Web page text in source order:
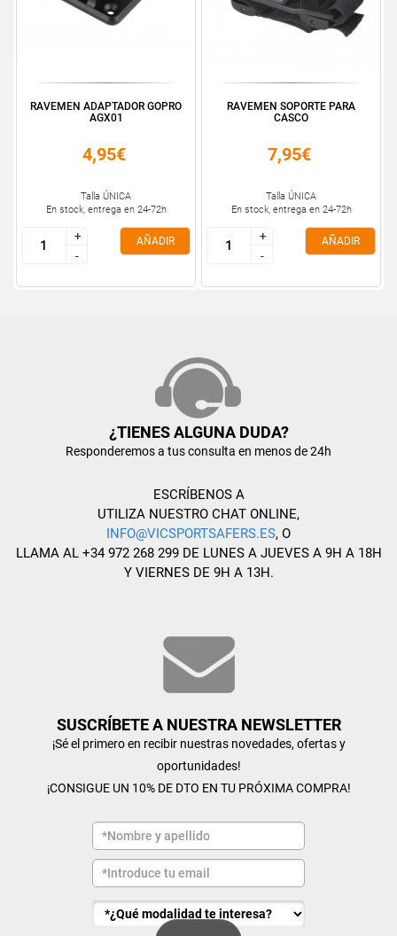
RAVEMEN ADAPTADOR GOPRO
AGX01
4,95€
Talla ÚNICA
En stock, entrega en 24-72h
+
-
+
-
AÑADIR
RAVEMEN SOPORTE PARA
CASCO
7,95€
Talla ÚNICA
En stock, entrega en 24-72h
+
-
+
-
AÑADIR
¿TIENES ALGUNA DUDA?
Responderemos a tus consulta en menos de 24h
ESCRÍBENOS A
UTILIZA NUESTRO CHAT ONLINE,
INFO@VICSPORTSAFERS.ES, O
LLAMA AL +34 972 268 299 DE LUNES A JUEVES A 9H A 18H
Y VIERNES DE 9H A 13H.
SUSCRÍBETE A NUESTRA NEWSLETTER
¡Sé el primero en recibir nuestras novedades, ofertas y
oportunidades!
¡CONSIGUE UN 10% DE DTO EN TU PRÓXIMA COMPRA!